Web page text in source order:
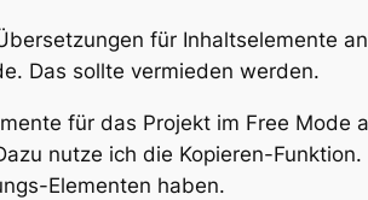
für Inhaltselemente
Das sollte vermieden werden.
für das Projekt im Free
nutze ich die Kopieren-
Elementen haben.